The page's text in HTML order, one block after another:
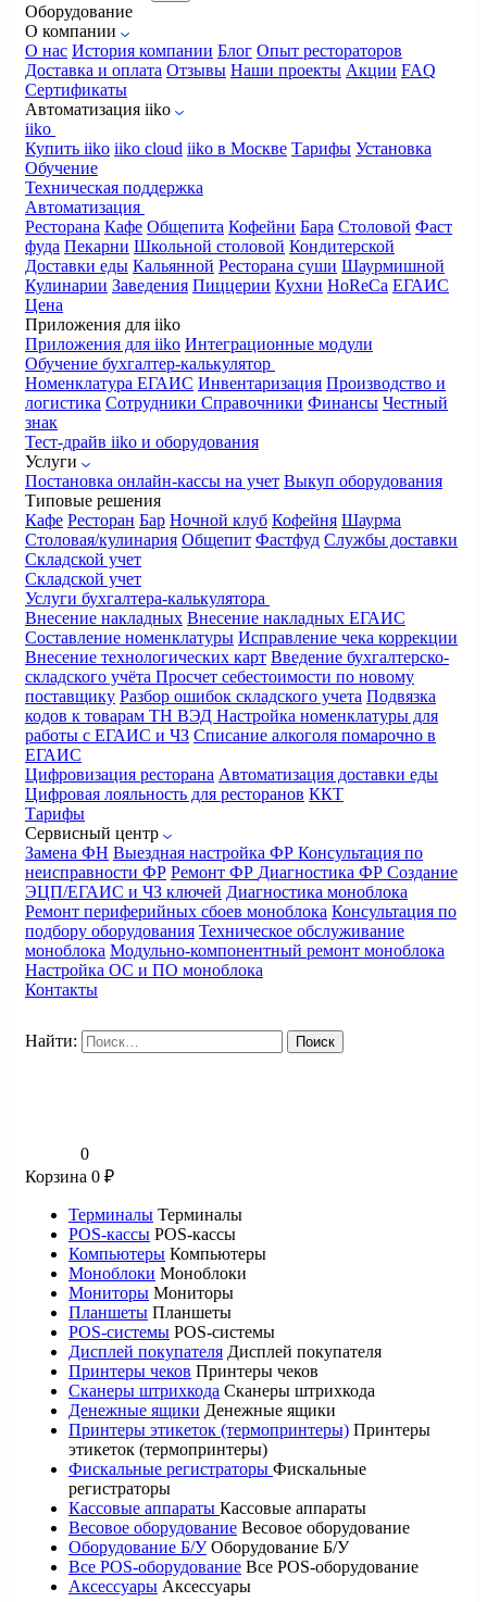
Оборудование
О компании
О нас История компании Блог Опыт рестораторов
Доставка и оплата Отзывы Наши проекты Акции FAQ
Сертификаты
Автоматизация iiko
iiko
Купить iiko iiko cloud iiko в Москве Тарифы Установка
Обучение
Техническая поддержка
Автоматизация
Ресторана Кафе Общепита Кофейни Бара Столовой Фаст
фуда Пекарни Школьной столовой Кондитерской
Доставки еды Кальянной Ресторана суши Шаурмишной
Кулинарии Заведения Пиццерии Кухни HoReCa ЕГАИС
Цена
Приложения для iiko
Приложения для iiko Интеграционные модули
Обучение бухгалтер-калькулятор
Номенклатура ЕГАИС Инвентаризация Производство и
логистика Сотрудники Справочники Финансы Честный
знак
Тест-драйв iiko и оборудования
Услуги
Постановка онлайн-кассы на учет Выкуп оборудования
Типовые решения
Кафе Ресторан Бар Ночной клуб Кофейня Шаурма
Столовая/кулинария Общепит Фастфуд Службы доставки
Складской учет
Складской учет
Услуги бухгалтера-калькулятора
Внесение накладных Внесение накладных ЕГАИС
Составление номенклатуры Исправление чека коррекции
Внесение технологических карт Введение бухгалтерско-
складского учёта Просчет себестоимости по новому
поставщику Разбор ошибок складского учета Подвязка
кодов к товарам ТН ВЭД Настройка номенклатуры для
работы с ЕГАИС и ЧЗ Списание алкоголя помарочно в
ЕГАИС
Цифровизация ресторана Автоматизация доставки еды
Цифровая лояльность для ресторанов ККТ
Тарифы
Сервисный центр
Замена ФН Выездная настройка ФР Консультация по
неисправности ФР Ремонт ФР Диагностика ФР Создание
ЭЦП/ЕГАИС и ЧЗ ключей Диагностика моноблока
Ремонт периферийных сбоев моноблока Консультация по
подбору оборудования Техническое обслуживание
моноблока Модульно-компонентный ремонт моноблока
Настройка ОС и ПО моноблока
Контакты
Найти:
0
Корзина 0 ₽
Терминалы Терминалы
POS-кассы POS-кассы
Компьютеры Компьютеры
Моноблоки Моноблоки
Мониторы Мониторы
Планшеты Планшеты
POS-системы POS-системы
Дисплей покупателя Дисплей покупателя
Принтеры чеков Принтеры чеков
Сканеры штрихкода Сканеры штрихкода
Денежные ящики Денежные ящики
Принтеры этикеток (термопринтеры) Принтеры
этикеток (термопринтеры)
Фискальные регистраторы Фискальные
регистраторы
Кассовые аппараты Кассовые аппараты
Весовое оборудование Весовое оборудование
Оборудование Б/У Оборудование Б/У
Все POS-оборудование Все POS-оборудование
Аксессуары Аксессуары